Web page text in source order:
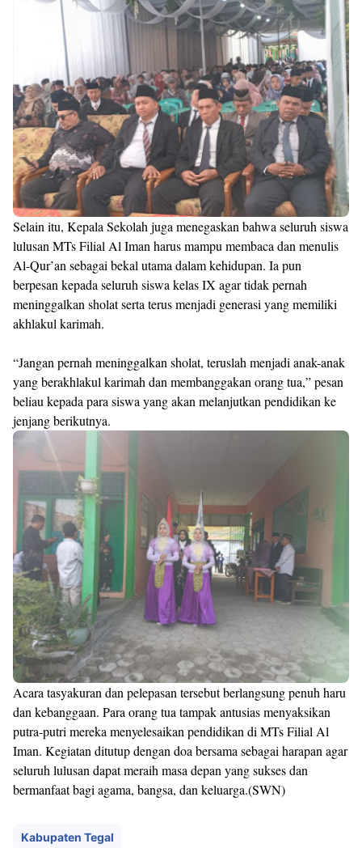
Selain itu, Kepala Sekolah juga menegaskan bahwa seluruh siswa
lulusan MTs Filial Al Iman harus mampu membaca dan menulis
Al-Qur’an sebagai bekal utama dalam kehidupan. Ia pun
berpesan kepada seluruh siswa kelas IX agar tidak pernah
meninggalkan sholat serta terus menjadi generasi yang memiliki
akhlakul karimah.
“Jangan pernah meninggalkan sholat, teruslah menjadi anak-anak
yang berakhlakul karimah dan membanggakan orang tua,” pesan
beliau kepada para siswa yang akan melanjutkan pendidikan ke
jenjang berikutnya.
Acara tasyakuran dan pelepasan tersebut berlangsung penuh haru
dan kebanggaan. Para orang tua tampak antusias menyaksikan
putra-putri mereka menyelesaikan pendidikan di MTs Filial Al
Iman. Kegiatan ditutup dengan doa bersama sebagai harapan agar
seluruh lulusan dapat meraih masa depan yang sukses dan
bermanfaat bagi agama, bangsa, dan keluarga.(SWN)
Kabupaten Tegal